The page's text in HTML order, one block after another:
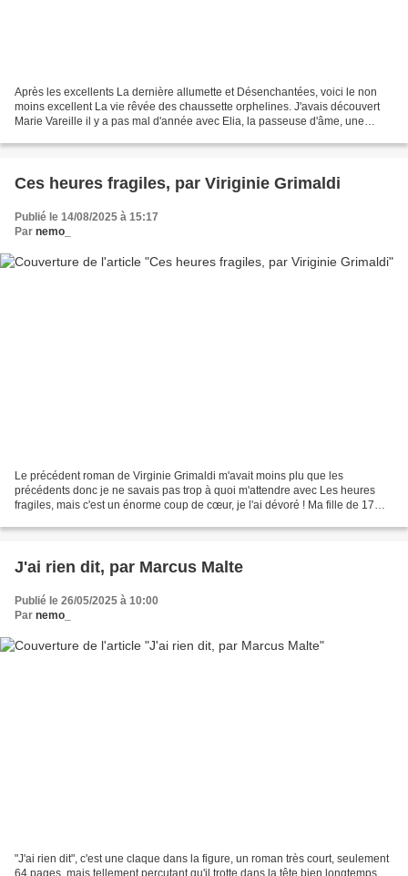
Après les excellents La dernière allumette et Désenchantées, voici le non
moins excellent La vie rêvée des chaussette orphelines. J'avais découvert
Marie Vareille il y a pas mal d'année avec Elia, la passeuse d'âme, une
Ces heures fragiles, par Viriginie Grimaldi
Publié le 14/08/2025 à 15:17
Par nemo_
Le précédent roman de Virginie Grimaldi m'avait moins plu que les
précédents donc je ne savais pas trop à quoi m'attendre avec Les heures
fragiles, mais c'est un énorme coup de cœur, je l'ai dévoré ! Ma fille de 17
J'ai rien dit, par Marcus Malte
Publié le 26/05/2025 à 10:00
Par nemo_
"J'ai rien dit", c'est une claque dans la figure, un roman très court, seulement
64 pages, mais tellement percutant qu'il trotte dans la tête bien longtemps